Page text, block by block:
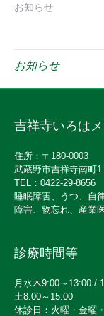
お知らせ
お知らせ
吉祥寺いろは
住所：〒180-0003
武蔵野市吉祥寺南町
TEL：0422-29-8656
睡眠障害、うつ、自
障害、物忘れ、産業
診療時間等
月水木9:00～13:00 /
土8:00～15:00
休診日：火曜・金曜